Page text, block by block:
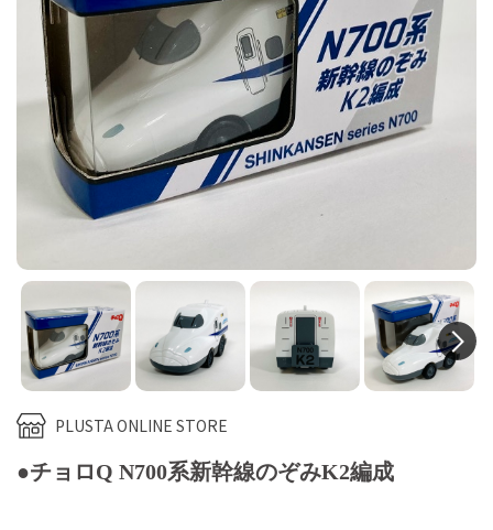
PLUSTA ONLINE STORE
●チョロQ N700系新幹線のぞみK2編成